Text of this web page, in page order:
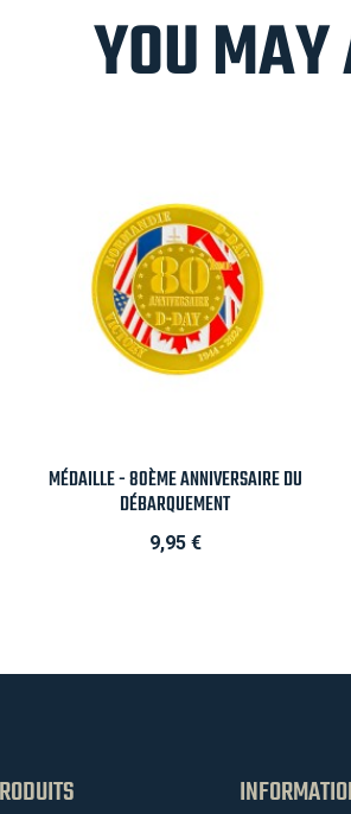
YOU
 Aperçu rapide
MÉDAILLE - 80ÈME ANNIVERSAIRE DU
DÉBARQUEMENT
Prix
9,95 €